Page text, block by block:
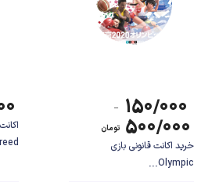
افزایش می باشد. گرافیک این بازی در حد دات
مجذوب کننده بود گیم پلی جذاب بازی است.
۱۵۰/۰۰۰ –
۵۰۰/۰۰۰ تومان
خرید اکانت قانونی بازی
Olympic...